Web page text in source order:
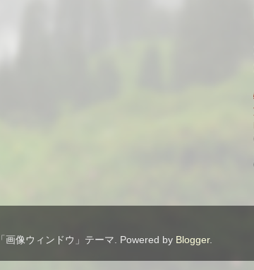
「画像ウィンドウ」テーマ. Powered by Blogger.